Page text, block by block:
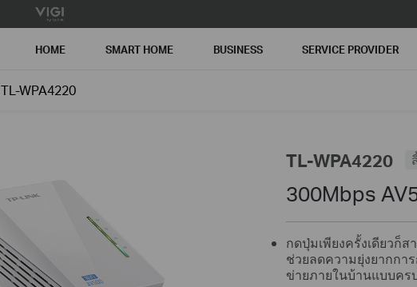
HOME SMART HOME BUSINESS SERVICE PROVIDER
TL-WPA4220
TL-WPA4220
300Mbps
กดปุ่มเพียงครั้งเดียวก็
ช่วยลดความยุ่งยากกา
ข่ายภายในบ้านแบบคร